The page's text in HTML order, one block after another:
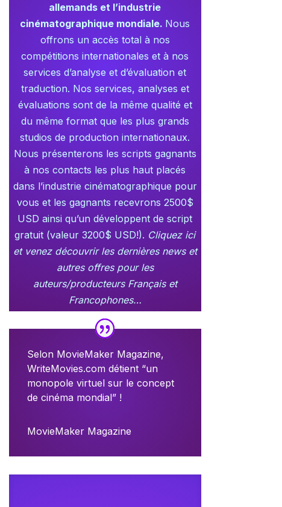
allemands et l’industrie
cinématographique mondiale. Nous
offrons un accès total à nos
compétitions internationales et à nos
services d’analyse et d’évaluation et
traduction. Nos services, analyses et
évaluations sont de la même qualité et
du même format que les plus grands
studios de production internationaux.
Nous présenterons les scripts gagnants
à nos contacts les plus haut placés
dans l’industrie cinématographique pour
vous et les gagnants recevrons 2500$
USD ainsi qu’un développent de script
gratuit (valeur 3200$ USD!). Cliquez ici
et venez découvrir les dernières news et
autres offres pour les
auteurs/producteurs Français et
Francophones…
Selon MovieMaker Magazine,
WriteMovies.com détient “un
monopole virtuel sur le concept
de cinéma mondial” !
MovieMaker Magazine